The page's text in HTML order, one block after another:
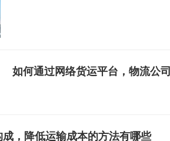
如何通过网络货运平台，物流公
，降低运输成本的方法有哪些